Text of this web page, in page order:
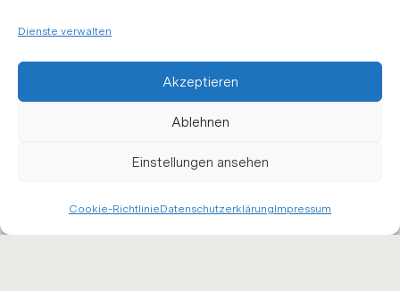
Dienste verwalten
Akzeptieren
Ablehnen
Einstellungen ansehen
Cookie-RichtlinieDatenschutzerklärungImpressum
WIR EMP­FEH­
LEN